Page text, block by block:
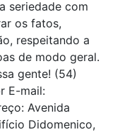
seriedade com
os fatos,
respeitando a
de modo geral.
gente! (54)
E-mail:
Avenida
Didomenico,